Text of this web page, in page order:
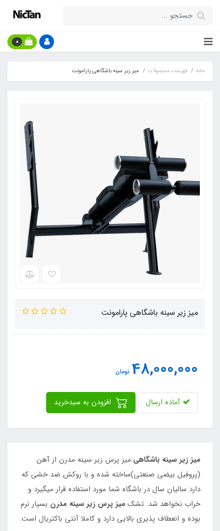
0
خانه فهرست محصولات میز زیر سینه باشگاهی پارامونت
میز زیر سینه باشگاهی پارامونت
48,000,000 تومان
آماده ارسال
میز زیر سینه باشگاهی:میز پرس زیر سینه مدرن از آهن
(پروفیل بیضی صنعتی)ساخته شده و با روکش ضد خشی که
دارد سالیان سال در باشگاه شما مورد استفاده قرار میگیرد و
خراب نخواهد شد. تشک میز پرس زیر سینه مدرن بسیار نرم
بوده و انعطاف پذیری بالایی دارد و کاملا آنتی باکتریال است.